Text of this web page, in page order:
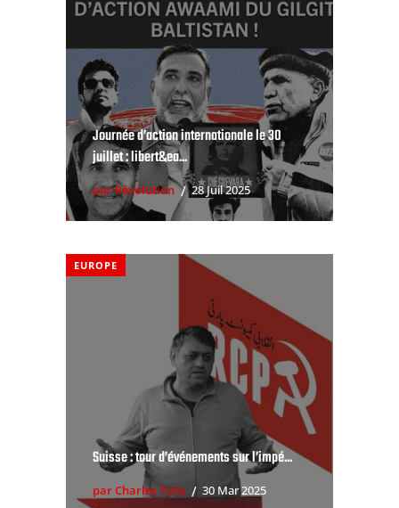
Journée d’action internationale le 30
juillet : libert&ea...
par Révolution 28 Juil 2025
EUROPE
Suisse : tour d’événements sur l’impé...
par Charles Tolis 30 Mar 2025